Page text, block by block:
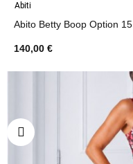
Abiti
Abito Betty Boop Option 15
140,00 €